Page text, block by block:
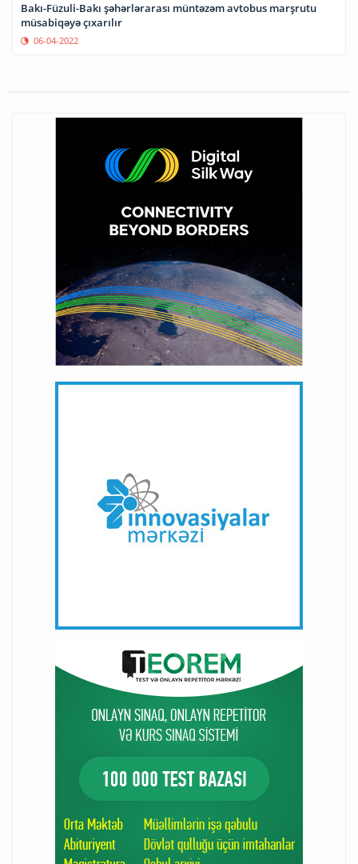
Bakı-Füzuli-Bakı şəhərlərarası müntəzəm avtobus marşrutu
müsabiqəyə çıxarılır
06-04-2022